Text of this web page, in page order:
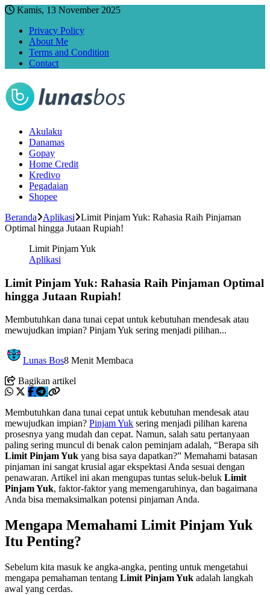
Kamis, 13 November 2025
Privacy Policy
About Me
Terms and Condition
Contact
Akulaku
Danamas
Gopay
Home Credit
Kredivo
Pegadaian
Shopee
Beranda
Aplikasi
Limit Pinjam Yuk: Rahasia Raih Pinjaman
Optimal hingga Jutaan Rupiah!
Limit Pinjam Yuk
Aplikasi
Limit Pinjam Yuk: Rahasia Raih Pinjaman Optimal
hingga Jutaan Rupiah!
Membutuhkan dana tunai cepat untuk kebutuhan mendesak atau
mewujudkan impian? Pinjam Yuk sering menjadi pilihan...
Lunas Bos8 Menit Membaca
Bagikan artikel
Membutuhkan dana tunai cepat untuk kebutuhan mendesak atau
mewujudkan impian? Pinjam Yuk sering menjadi pilihan karena
prosesnya yang mudah dan cepat. Namun, salah satu pertanyaan
paling sering muncul di benak calon peminjam adalah, “Berapa sih
Limit Pinjam Yuk yang bisa saya dapatkan?” Memahami batasan
pinjaman ini sangat krusial agar ekspektasi Anda sesuai dengan
penawaran. Artikel ini akan mengupas tuntas seluk-beluk Limit
Pinjam Yuk, faktor-faktor yang memengaruhinya, dan bagaimana
Anda bisa memaksimalkan potensi pinjaman Anda.
Mengapa Memahami Limit Pinjam Yuk
Itu Penting?
Sebelum kita masuk ke angka-angka, penting untuk mengetahui
mengapa pemahaman tentang Limit Pinjam Yuk adalah langkah
awal yang cerdas.